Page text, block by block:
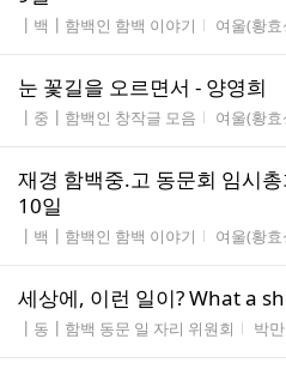
게시판명
┃백┃함백인 함백 이야기 작성자
여울(황
눈 꽃길을 오르면서 - 양영희
게시판명
┃중┃함백인 창작글 모음 작성자
여울(황
재경 함백중.고 동문회 임시
10일
게시판명
┃백┃함백인 함백 이야기 작성자
여울(황
세상에, 이런 일이? What a
게시판명
┃동┃함백 동문 일 자리 위원회 작
박